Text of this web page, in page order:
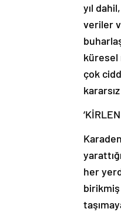
yıl
veriler
küresel
çok
her